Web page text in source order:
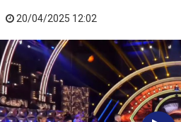
20/04/2025 12:02